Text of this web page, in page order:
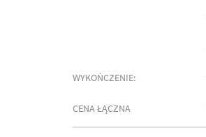
WYKOŃCZENIE:
CENA ŁĄCZNA